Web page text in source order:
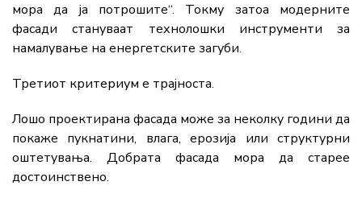
мора да ја потрошите“. Токму затоа модерните
фасади стануваат технолошки инструменти за
намалување на енергетските загуби.
Третиот критериум е трајноста.
Лошо проектирана фасада може за неколку години да
покаже пукнатини, влага, ерозија или структурни
оштетувања. Добрата фасада мора да старее
достоинствено.